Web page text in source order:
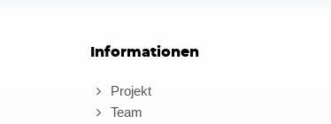
Informationen
Projekt
Team